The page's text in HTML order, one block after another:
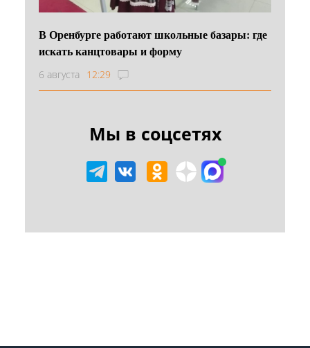
В Оренбурге работают школьные базары: где
искать канцтовары и форму
6 августа 12:29
Мы в соцсетях